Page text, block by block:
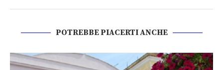
POTREBBE PIACERTI ANCHE